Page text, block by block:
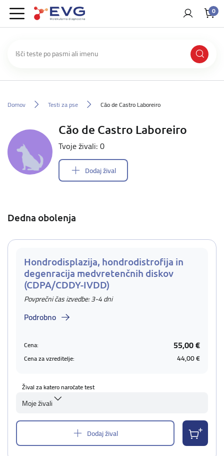
0
Domov Testi za pse Căo de Castro Laboreiro
Căo de Castro Laboreiro
Tvoje živali: 0
Dodaj žival
Dedna obolenja
Hondrodisplazija, hondrodistrofija in
degenracija medvretenčnih diskov
(CDPA/CDDY-IVDD)
Povprečni čas izvedbe: 3-4 dni
Podrobno
Cena: 55,00 €
Cena za vzreditelje: 44,00 €
Žival za katero naročate test
Moje živali
Dodaj žival